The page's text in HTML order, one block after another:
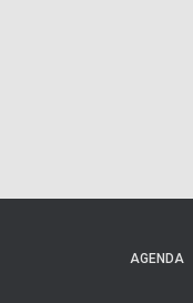
AGENDA